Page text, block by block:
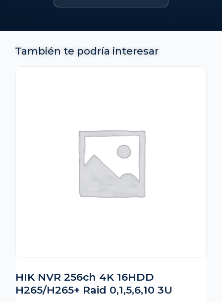
También te podría interesar
HIK NVR 256ch 4K 16HDD
H265/H265+ Raid 0,1,5,6,10 3U